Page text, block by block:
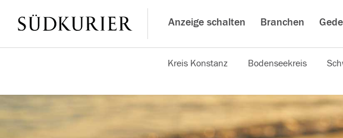
Anzeige schalten Branchen
Kreis Konstanz Bodenseekreis